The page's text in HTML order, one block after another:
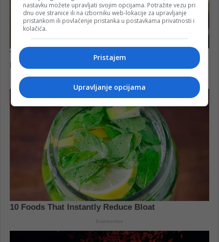
nastavku možete upravljati svojim opcijama. Potražite vezu pri
dnu ove stranice ili na izborniku web-lokacije za upravljanje
pristankom ili povlačenje pristanka u postavkama privatnosti i
kolačića.
Pristajem
Upravljanje opcijama